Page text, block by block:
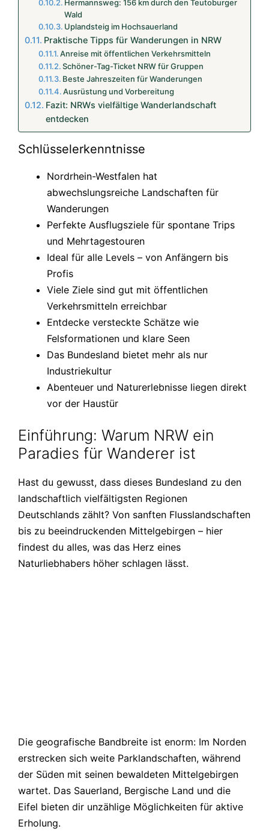
Hermannsweg: 156 km durch den Teutoburger
Wald
Uplandsteig im Hochsauerland
Praktische Tipps für Wanderungen in NRW
Anreise mit öffentlichen Verkehrsmitteln
Schöner-Tag-Ticket NRW für Gruppen
Beste Jahreszeiten für Wanderungen
Ausrüstung und Vorbereitung
Fazit: NRWs vielfältige Wanderlandschaft
entdecken
Schlüsselerkenntnisse
Nordrhein-Westfalen hat
abwechslungsreiche Landschaften für
Wanderungen
Perfekte Ausflugsziele für spontane Trips
und Mehrtagestouren
Ideal für alle Levels – von Anfängern bis
Profis
Viele Ziele sind gut mit öffentlichen
Verkehrsmitteln erreichbar
Entdecke versteckte Schätze wie
Felsformationen und klare Seen
Das Bundesland bietet mehr als nur
Industriekultur
Abenteuer und Naturerlebnisse liegen direkt
vor der Haustür
Einführung: Warum NRW ein
Paradies für Wanderer ist
Hast du gewusst, dass dieses Bundesland zu den
landschaftlich vielfältigsten Regionen
Deutschlands zählt? Von sanften Flusslandschaften
bis zu beeindruckenden Mittelgebirgen – hier
findest du alles, was das Herz eines
Naturliebhabers höher schlagen lässt.
Die geografische Bandbreite ist enorm: Im Norden
erstrecken sich weite Parklandschaften, während
der Süden mit seinen bewaldeten Mittelgebirgen
wartet. Das Sauerland, Bergische Land und die
Eifel bieten dir unzählige Möglichkeiten für aktive
Erholung.